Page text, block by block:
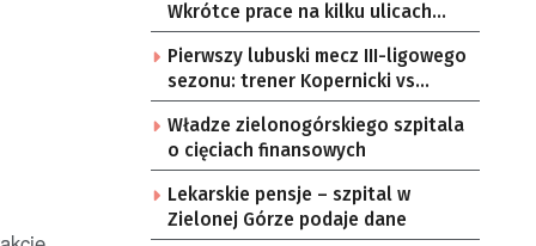
Wkrótce prace na kilku ulicach
Gorzowa
Pierwszy lubuski mecz III-ligowego
sezonu: trener Kopernicki vs
starzy znajomi
Władze zielonogórskiego szpitala
o cięciach finansowych
Lekarskie pensje – szpital w
Zielonej Górze podaje dane